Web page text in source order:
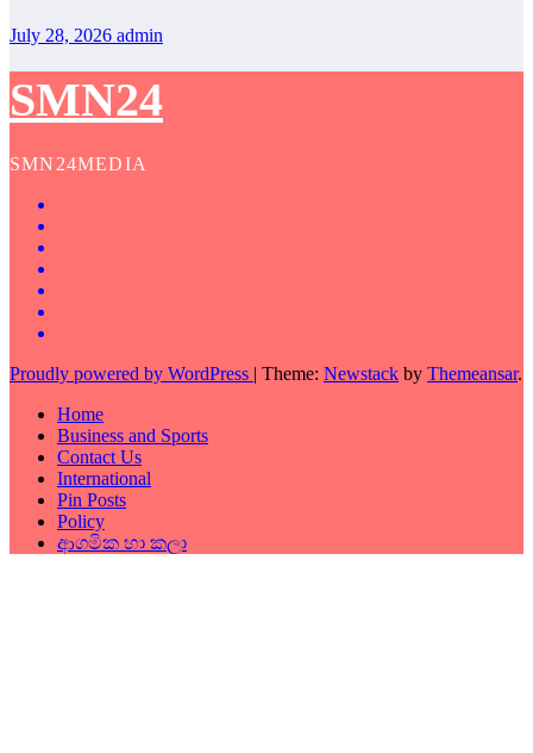
July 28, 2026 admin
SMN24
SMN24MEDIA
Proudly powered by WordPress | Theme: Newstack by Themeansar.
Home
Business and Sports
Contact Us
International
Pin Posts
Policy
ආගමික හා කලා